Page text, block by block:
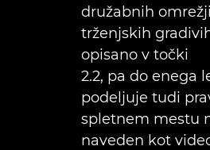
družabnih
trženjskih
opisano v točki
2.2, pa do enega
podeljuje tudi
spletnem mestu
naveden kot